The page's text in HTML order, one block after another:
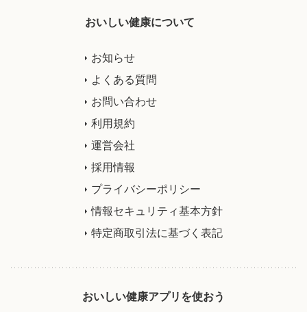
おいしい健康について
お知らせ
よくある質問
お問い合わせ
利用規約
運営会社
採用情報
プライバシーポリシー
情報セキュリティ基本方針
特定商取引法に基づく表記
おいしい健康アプリを使おう